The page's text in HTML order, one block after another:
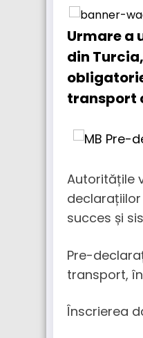
Urmare a
din
transport
Autoritățile
declarațiilor
succes și
Pre-
transport,
Înscrierea